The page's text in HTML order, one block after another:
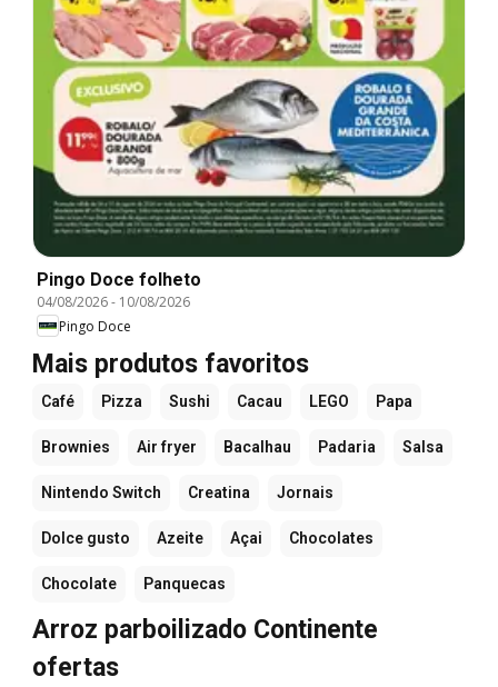
Pingo Doce folheto
04/08/2026- 10/08/2026
Pingo Doce
Mais produtos favoritos
Café Pizza Sushi Cacau LEGO Papa
Brownies Air fryer Bacalhau Padaria Salsa
Nintendo Switch Creatina Jornais
Dolce gusto Azeite Açai Chocolates
Chocolate Panquecas
Arroz parboilizado Continente
ofertas